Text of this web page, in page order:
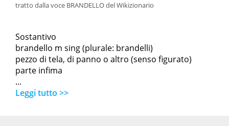
tratto dalla voce BRANDELLO del Wikizionario
Sostantivo
brandello m sing (plurale: brandelli)
pezzo di tela, di panno o altro (senso figurato)
parte infima
...
Leggi tutto >>